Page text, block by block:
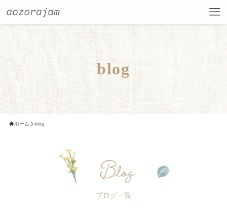
blog
ホーム blog
ブログ一覧